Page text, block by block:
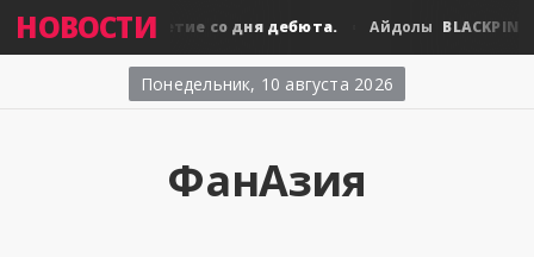
НОВОСТИ
десятилетие со дня дебюта. Айдолы BLACKPINK:
Понедельник, 10 августа 2026
ФанАзия